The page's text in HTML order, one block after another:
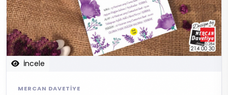
İncele
MERCAN DAVETIYE